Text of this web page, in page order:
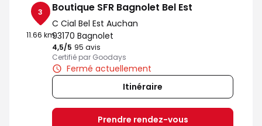
3
11.66 km
Boutique SFR Bagnolet Bel Est
C Cial Bel Est Auchan
93170 Bagnolet
4,5/5 Note de 4.5 sur 5
95 avis
Certifié par Goodays
Fermé actuellement
Itinéraire
Prendre rendez-vous